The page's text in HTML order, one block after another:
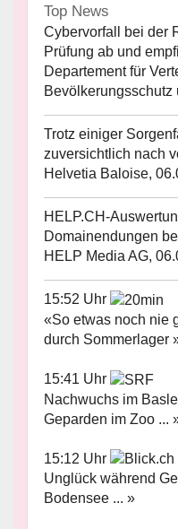
Top News
Cybervorfall bei der
Prüfung ab und
Departement für
Bevölkerungsschutz
Trotz einiger
zuversichtlich nach
Helvetia Baloise,
HELP.CH-
Domainendungen
HELP Media AG,
15:52 Uhr
«So etwas noch nie
durch Sommerlager
15:41 Uhr
Nachwuchs im
Geparden im Zoo ...
15:12 Uhr
Unglück während
Bodensee ... »